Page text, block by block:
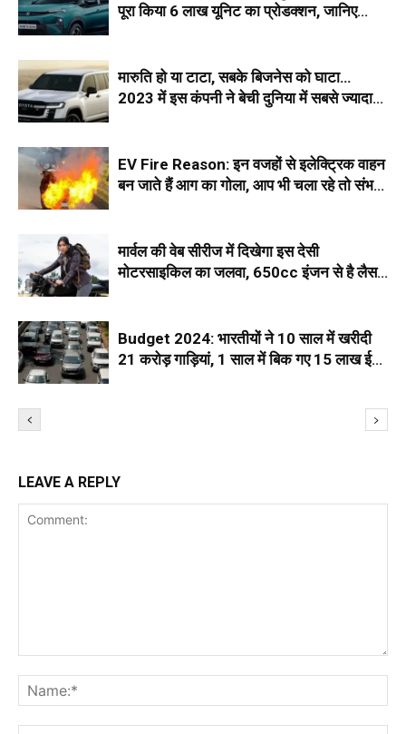
पूरा किया 6 लाख यूनिट का प्रोडक्शन, जानिए
मारुति हो या टाटा, सबके बिजनेस को घाटा…
2023 में इस कंपनी ने बेची दुनिया में सबसे ज्यादा
EV Fire Reason: इन वजहों से इलेक्ट्रिक वाहन
बन जाते हैं आग का गोला, आप भी चला रहे तो संभल
मार्वल की वेब सीरीज में दिखेगा इस देसी
मोटरसाइकिल का जलवा, 650cc इंजन से है लैस,
Budget 2024: भारतीयों ने 10 साल में खरीदी
21 करोड़ गाड़ियां, 1 साल में बिक गए 15 लाख ई-
LEAVE A REPLY